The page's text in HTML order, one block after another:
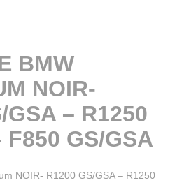
BMW
NOIR-
GSA – R1250
F850 GS/GSA
NOIR- R1200 GS/GSA – R1250